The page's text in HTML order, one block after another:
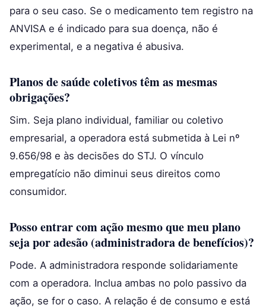
para o seu caso. Se o medicamento tem registro na
ANVISA e é indicado para sua doença, não é
experimental, e a negativa é abusiva.
Planos de saúde coletivos têm as mesmas
obrigações?
Sim. Seja plano individual, familiar ou coletivo
empresarial, a operadora está submetida à Lei nº
9.656/98 e às decisões do STJ. O vínculo
empregatício não diminui seus direitos como
consumidor.
Posso entrar com ação mesmo que meu plano
seja por adesão (administradora de benefícios)?
Pode. A administradora responde solidariamente
com a operadora. Inclua ambas no polo passivo da
ação, se for o caso. A relação é de consumo e está